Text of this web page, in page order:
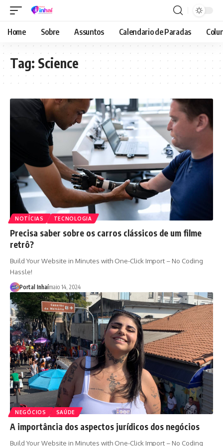
Home Sobre Assuntos Calendario de Paradas
Tag: Science
NOTÍCIAS TECNOLOGIA
Precisa saber sobre os carros clássicos de um filme
retrô?
Build Your Website in Minutes with One-Click Import – No Coding
Hassle!
Portal Inhaímaio 14, 2024
NEGÓCIOS SAÚDE
A importância dos aspectos jurídicos dos negócios
Build Your Website in Minutes with One-Click Import – No Coding